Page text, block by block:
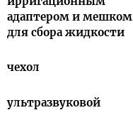
адаптером и мешком
для сбора жидкости
чехол
ультразвуковой